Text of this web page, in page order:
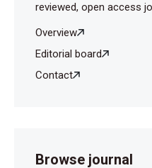
reviewed, open access
Overview
Editorial board
Contact
Browse journal